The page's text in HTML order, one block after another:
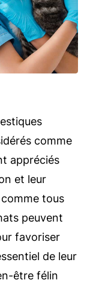
comme
appréciés
et leur
tous
peuvent
favoriser
de leur
être félin